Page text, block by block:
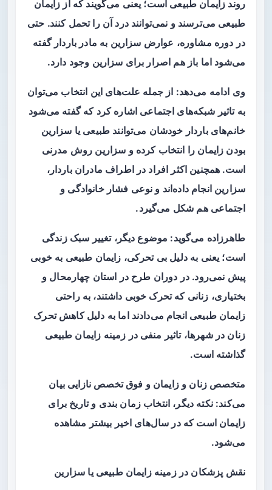
روند زایمان طبیعی است؛ یعنی می‌گویند که از زایمان
طبیعی می‌ترسند و نمی‌توانند درد آن را تحمل کنند. حتی
در دوره مشاوره، عوارض سزارین به مادر باردار گفته
می‌شود اما باز هم اصرار برای سزارین وجود دارد.
وی ادامه می‌دهد: از جمله علت‌های این انتخاب می‌توان
به تاثیر شبکه‌های اجتماعی اشاره کرد که گفته می‌شود
خانم‌های باردار خودشان می‌توانند طبیعی یا سزارین
بودن زایمان را انتخاب کرده و سزارین روش مدرنی
است. همچنین اکثر افراد در اطراف مادران باردار،
سزارین انجام داده‌اند و نوعی فشار خانوادگی و
اجتماعی هم شکل می‌گیرد.
طاهرزاده می‌گوید: موضوع دیگر، تغییر سبک زندگی
است؛ یعنی به دلیل بی تحرکی، زایمان طبیعی به خوبی
پیش نمی‌رود. در دوران طرح در استان چهارمحال و
بختیاری، زنانی که تحرک خوبی داشتند، به راحتی
زایمان طبیعی انجام می‌دادند اما به دلیل کاهش تحرک
زنان در شهرها، تاثیر منفی در زمینه زایمان طبیعی
گذاشته است.
متخصص زنان و زایمان و فوق تخصص نازایی بیان
می‌کند: نکته دیگر، انتخاب زمان بندی و تاریخ برای
زایمان است که در سال‌های اخیر بیشتر مشاهده
می‌شود.
نقش پزشکان در زمینه زایمان طبیعی یا سزارین